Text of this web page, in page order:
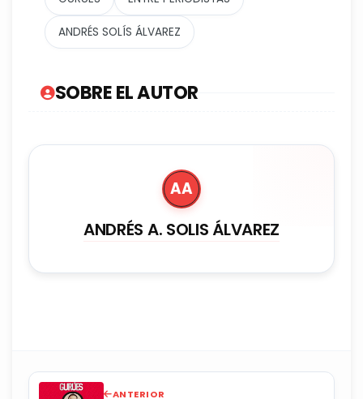
ANDRÉS SOLÍS ÁLVAREZ
SOBRE EL AUTOR
AA
ANDRÉS A. SOLIS ÁLVAREZ
ANTERIOR